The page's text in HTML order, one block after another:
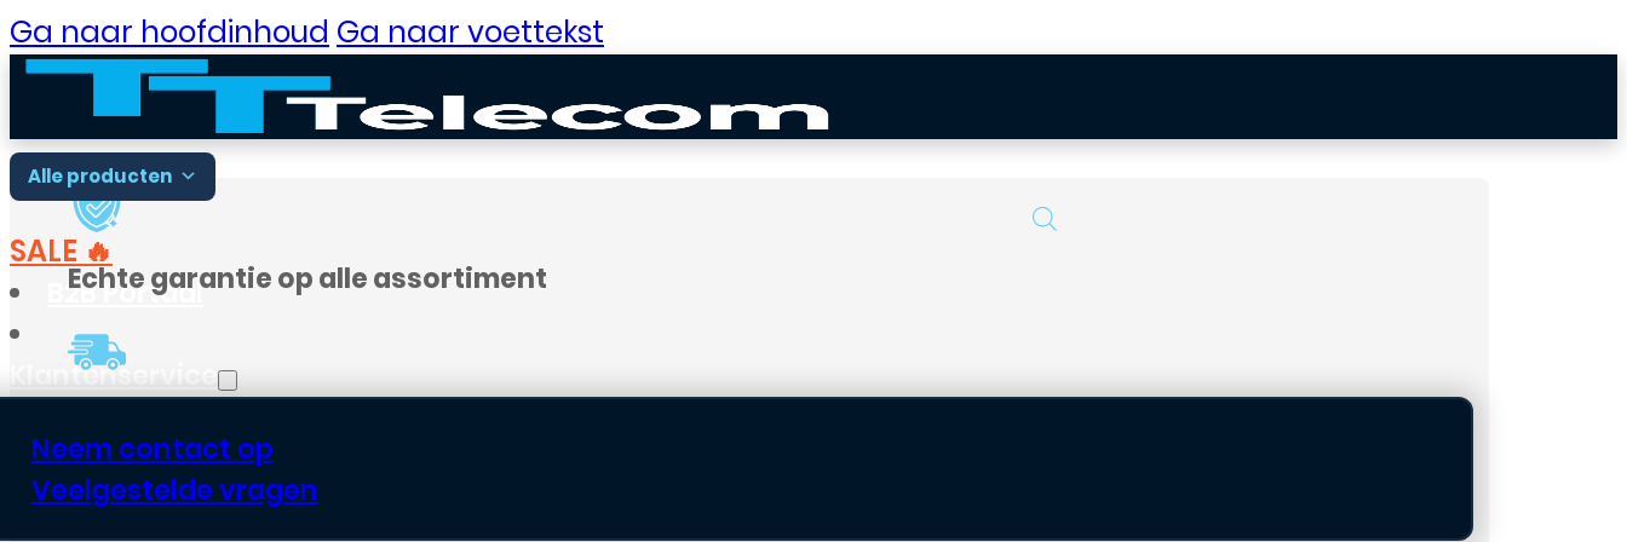
Ga naar hoofdinhoud Ga naar voettekst
Alle producten
SALE 🔥
B2B Portaal
Klantenservice
Neem contact op
Veelgestelde vragen
Echte garantie op alle assortiment